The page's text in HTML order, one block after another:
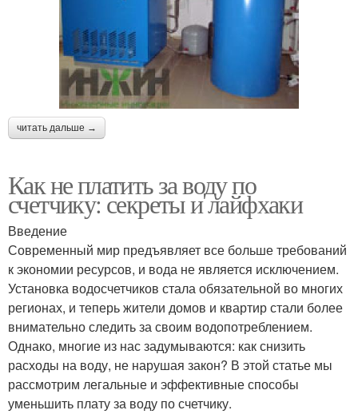
читать дальше →
Как не платить за воду по
счетчику: секреты и лайфхаки
Введение
Современный мир предъявляет все больше требований
к экономии ресурсов, и вода не является исключением.
Установка водосчетчиков стала обязательной во многих
регионах, и теперь жители домов и квартир стали более
внимательно следить за своим водопотреблением.
Однако, многие из нас задумываются: как снизить
расходы на воду, не нарушая закон? В этой статье мы
рассмотрим легальные и эффективные способы
уменьшить плату за воду по счетчику.